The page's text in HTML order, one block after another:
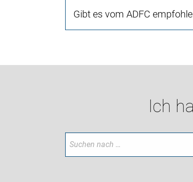
Gibt es vom ADFC
Ich